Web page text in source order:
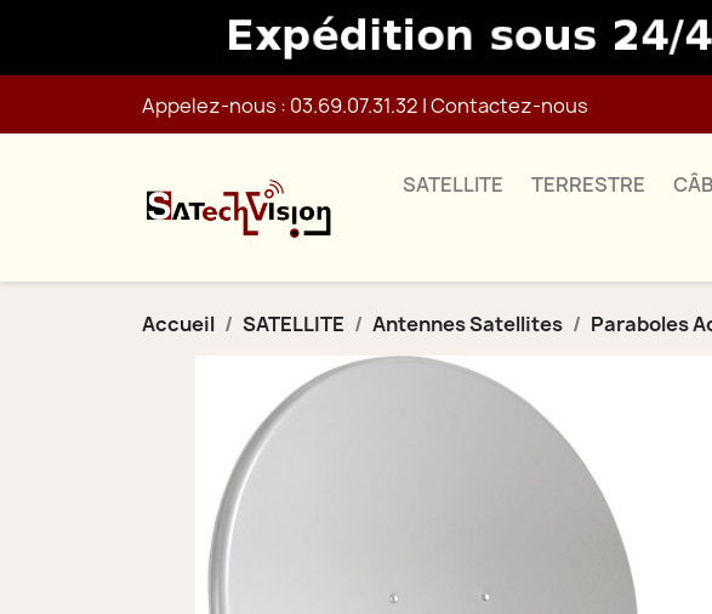
Appelez-nous : 03.69.07.31.32 |Contactez-nous
SATELLITE TERRESTRE
Accueil SATELLITE Antennes Satellites Paraboles